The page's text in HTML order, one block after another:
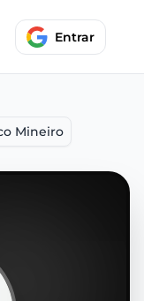
Entrar
Mineiro